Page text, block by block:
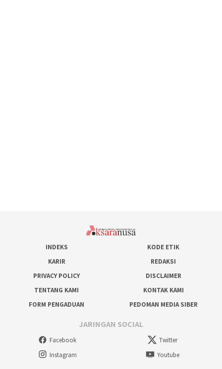
INDEKS
KODE ETIK
KARIR
REDAKSI
PRIVACY POLICY
DISCLAIMER
TENTANG KAMI
KONTAK KAMI
FORM PENGADUAN
PEDOMAN MEDIA SIBER
JARINGAN SOCIAL
Facebook
Twitter
Instagram
Youtube